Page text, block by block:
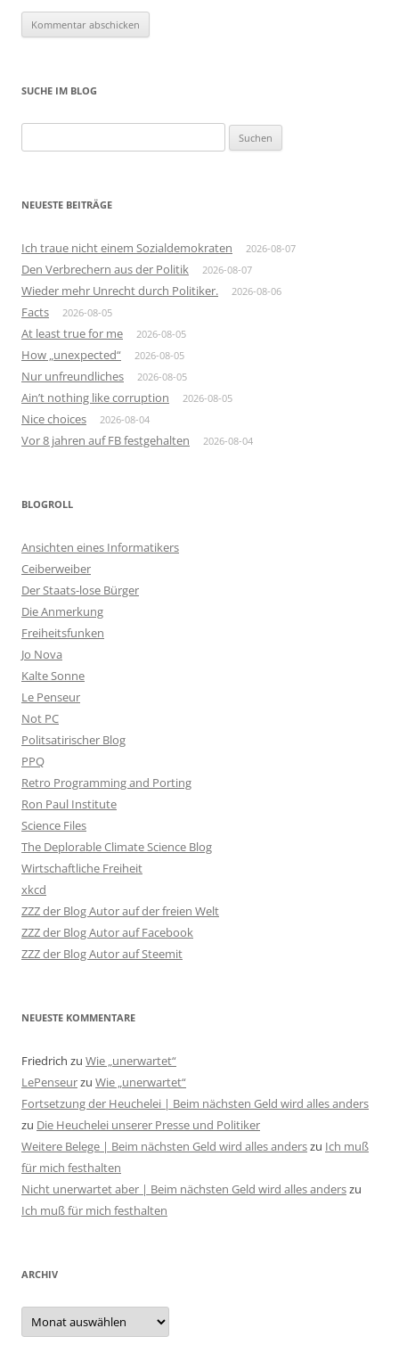
SUCHE IM BLOG
nach:
NEUESTE BEITRÄGE
Ich traue nicht einem Sozialdemokraten 2026-08-07
Den Verbrechern aus der Politik 2026-08-07
Wieder mehr Unrecht durch Politiker. 2026-08-06
Facts 2026-08-05
At least true for me 2026-08-05
How „unexpected“ 2026-08-05
Nur unfreundliches 2026-08-05
Ain’t nothing like corruption 2026-08-05
Nice choices 2026-08-04
Vor 8 jahren auf FB festgehalten 2026-08-04
BLOGROLL
Ansichten eines Informatikers
Ceiberweiber
Der Staats-lose Bürger
Die Anmerkung
Freiheitsfunken
Jo Nova
Kalte Sonne
Le Penseur
Not PC
Politsatirischer Blog
PPQ
Retro Programming and Porting
Ron Paul Institute
Science Files
The Deplorable Climate Science Blog
Wirtschaftliche Freiheit
xkcd
ZZZ der Blog Autor auf der freien Welt
ZZZ der Blog Autor auf Facebook
ZZZ der Blog Autor auf Steemit
NEUESTE KOMMENTARE
Friedrich zu Wie „unerwartet“
LePenseurzu Wie „unerwartet“
Fortsetzung der Heuchelei | Beim nächsten Geld wird alles anders
zu Die Heuchelei unserer Presse und Politiker
Weitere Belege | Beim nächsten Geld wird alles anderszu Ich muß
für mich festhalten
Nicht unerwartet aber | Beim nächsten Geld wird alles anderszu
Ich muß für mich festhalten
ARCHIV
Archiv